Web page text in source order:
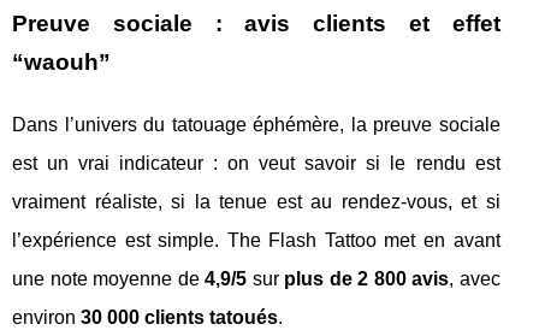
Preuve sociale : avis clients et effet
“waouh”
Dans l’univers du tatouage éphémère, la preuve sociale
est un vrai indicateur : on veut savoir si le rendu est
vraiment réaliste, si la tenue est au rendez-vous, et si
l’expérience est simple. The Flash Tattoo met en avant
une note moyenne de4,9/5 sur plus de 2 800 avis, avec
environ 30 000 clients tatoués.